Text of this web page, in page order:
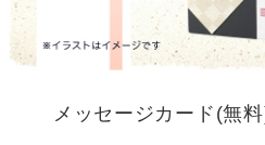
メッセージカード(無